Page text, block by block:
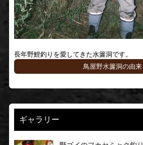
長年野鯉釣りを愛してきた水簾洞です。
鳥屋野水簾洞の由来
ギャラリー